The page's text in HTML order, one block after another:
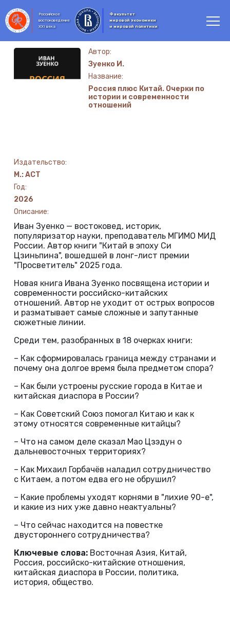
Российское
востоковедение
XXI века
Факультет
мировой экономики
и мировой политики
Автор:
Зуенко И.
Название:
Россия плюс Китай. Очерки по
истории и современности
отношений
Издательство:
М.: АСТ
Год:
2026
Описание:
Иван Зуенко — востоковед, историк,
популяризатор науки, преподаватель МГИМО МИД
России. Автор книги "Китай в эпоху Си
Цзиньпина", вошедшей в лонг-лист премии
"Просветитель" 2025 года.
Новая книга Ивана Зуенко посвящена истории и
современности российско-китайских
отношений. Автор не уходит от острых вопросов
и разматывает самые сложные и запутанные
сюжетные линии.
Среди тем, разобранных в 18 очерках книги:
– Как сформировалась граница между странами и
почему она долгое время была предметом спора?
– Как были устроены русские города в Китае и
китайская диаспора в России?
– Как Советский Союз помогал Китаю и как к
этому относятся современные китайцы?
– Что на самом деле сказал Мао Цзэдун о
дальневосточных территориях?
– Как Михаил Горбачёв наладил сотрудничество
с Китаем, а потом едва его не обрушил?
– Какие проблемы уходят корнями в "лихие 90-е",
и какие из них уже давно неактуальны?
– Что сейчас находится на повестке
двустороннего сотрудничества?
Ключевые слова: Восточная Азия, Китай,
Россия, российско-китайские отношения,
китайская диаспора в России, политика,
история, общество.